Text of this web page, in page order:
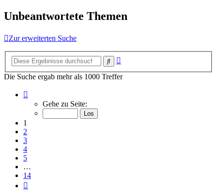
Unbeantwortete Themen
Zur erweiterten Suche
Suche
Die Suche ergab mehr als 1000 Treffer
von
Gehe zu Seite:
1
2
3
4
5
…
14